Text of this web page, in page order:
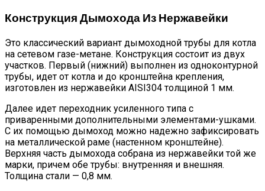
Конструкция Дымохода Из Нержавейки
Это классический вариант дымоходной трубы для котла
на сетевом газе-метане. Конструкция состоит из двух
участков. Первый (нижний) выполнен из одноконтурной
трубы, идет от котла и до кронштейна крепления,
изготовлен из нержавейки AISI304 толщиной 1 мм.
Далее идет переходник усиленного типа с
приваренными дополнительными элементами-ушками.
С их помощью дымоход можно надежно зафиксировать
на металлической раме (настенном кронштейне).
Верхняя часть дымохода собрана из нержавейки той же
марки, причем обе трубы: внутренняя и внешняя.
Толщина стали — 0,8 мм.